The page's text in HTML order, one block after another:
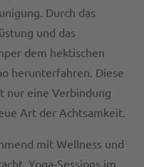
Durch das
und das
dem hektischen
herunterfahren. Diese
nur eine Verbindung
Art der Achtsamkeit.
mit Wellness und
Yoga-Sessions im